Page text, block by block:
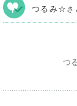
つるみ☆ さ
つ